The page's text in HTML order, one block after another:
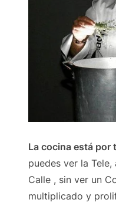
La cocina está por
puedes ver la
Calle , sin ver un
multiplicado y